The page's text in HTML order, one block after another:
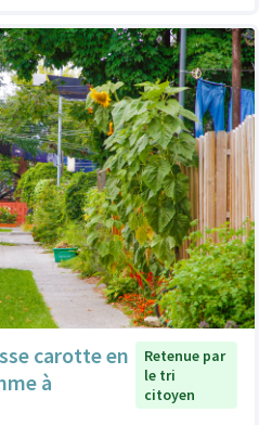
carotte en
à
Retenue par
le tri
citoyen